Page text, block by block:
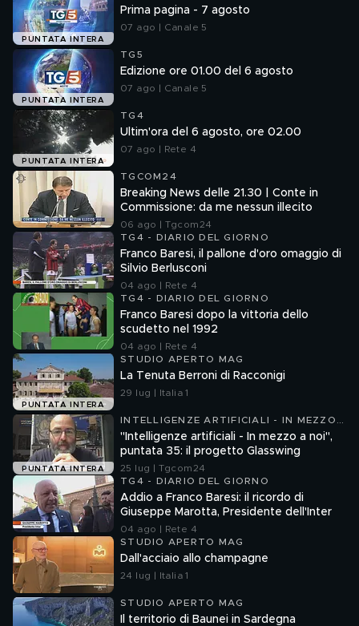
PUNTATA INTERA
Prima pagina - 7 agosto
07 ago | Canale 5
PUNTATA INTERA
TG5
Edizione ore 01.00 del 6 agosto
07 ago | Canale 5
PUNTATA INTERA
TG4
Ultim'ora del 6 agosto, ore 02.00
07 ago | Rete 4
TGCOM24
Breaking News delle 21.30 | Conte in
Commissione: da me nessun illecito
06 ago | Tgcom24
TG4 - DIARIO DEL GIORNO
Franco Baresi, il pallone d'oro omaggio di
Silvio Berlusconi
04 ago | Rete 4
TG4 - DIARIO DEL GIORNO
Franco Baresi dopo la vittoria dello
scudetto nel 1992
04 ago | Rete 4
PUNTATA INTERA
STUDIO APERTO MAG
La Tenuta Berroni di Racconigi
29 lug | Italia 1
PUNTATA INTERA
INTELLIGENZE ARTIFICIALI - IN MEZZO
A NOI
"Intelligenze artificiali - In mezzo a noi",
puntata 35: il progetto Glasswing
25 lug | Tgcom24
TG4 - DIARIO DEL GIORNO
Addio a Franco Baresi: il ricordo di
Giuseppe Marotta, Presidente dell'Inter
04 ago | Rete 4
STUDIO APERTO MAG
Dall'acciaio allo champagne
24 lug | Italia 1
STUDIO APERTO MAG
Il territorio di Baunei in Sardegna